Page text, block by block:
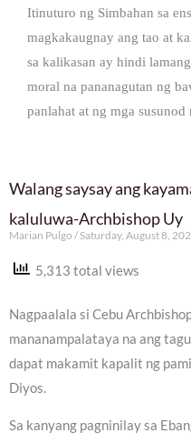
Itinuturo ng Simbahan sa
magkakaugnay ang tao at
sa kalikasan ay hindi
moral na pananagutan ng
panlahat at ng mga susunod
Walang saysay ang
kaluluwa-Archbishop Uy
Marian Pulgo Saturday, August 8,
5,313 total views
Nagpaalala si Cebu
mananampalataya na ang
dapat makamit kapalit ng
Diyos.
Sa kanyang pagninilay sa